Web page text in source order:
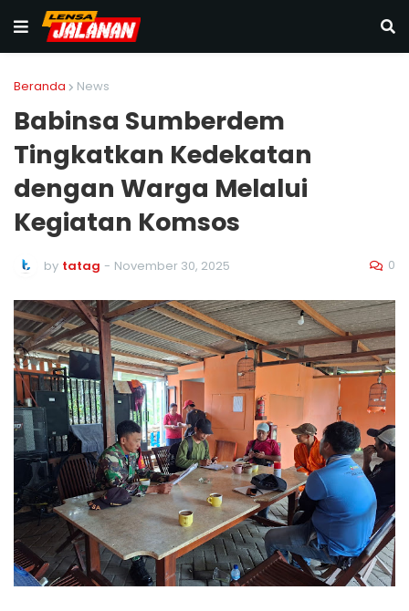
Beranda News
Babinsa Sumberdem
Tingkatkan Kedekatan
dengan Warga Melalui
Kegiatan Komsos
by tatag - November 30, 2025 0